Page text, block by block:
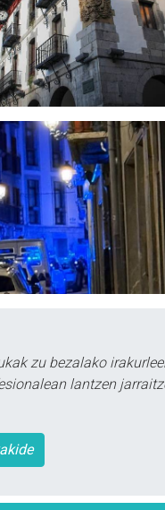
zu bezalako
lantzen